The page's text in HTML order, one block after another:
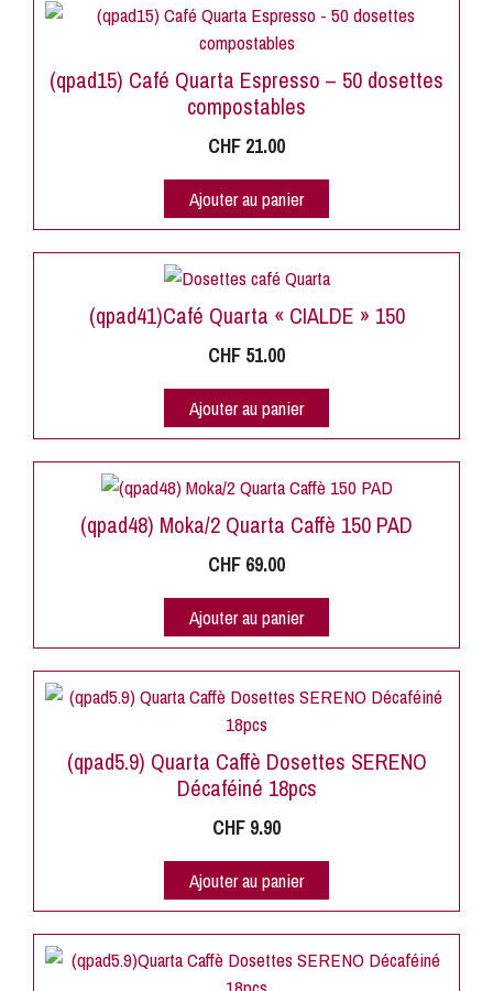
(qpad15) Café Quarta Espresso – 50 dosettes
compostables
CHF 21.00
Ajouter au panier
(qpad41)Café Quarta « CIALDE » 150
CHF 51.00
Ajouter au panier
(qpad48) Moka/2 Quarta Caffè 150 PAD
CHF 69.00
Ajouter au panier
(qpad5.9) Quarta Caffè Dosettes SERENO
Décaféiné 18pcs
CHF 9.90
Ajouter au panier